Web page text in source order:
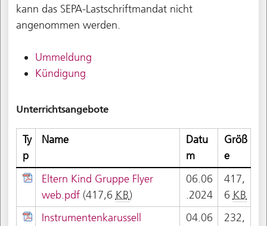
kann das SEPA-Lastschriftmandat nicht
angenommen werden.
Ummeldung
Kündigung
Unterrichtsangebote
Ty
p
Name
Datu
m
Größ
e
Eltern Kind Gruppe Flyer
web.pdf (417,6 KB)
06.06
.2024
417,
6 KB
Instrumentenkarussell
04.06
232,